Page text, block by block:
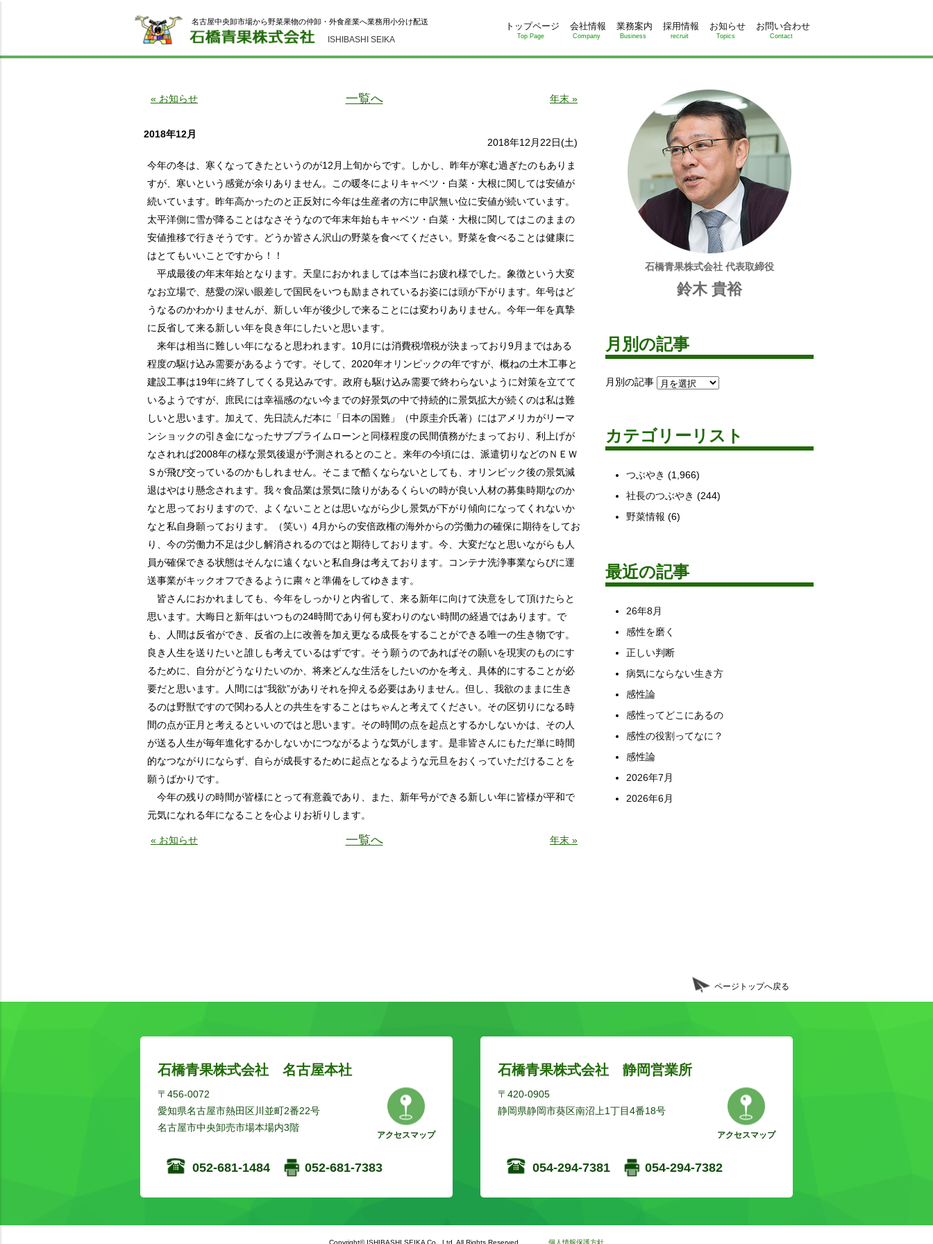
ISHIBASHI SEIKA
名古屋中央卸市場から野菜果物の仲卸・外食産業へ業務用小分け配送 トップページ
Top Page
会社情報
Company
業務案内
Business
採用情報
recruit
お知らせ
Topics
お問い合わせ
Contact
« お知らせ 一覧へ 年末 »
2018年12月
2018年12月22日(土)
今年の冬は、寒くなってきたというのが12月上旬からです。しかし、昨年が寒む過ぎたのもありま
すが、寒いという感覚が余りありません。この暖冬によりキャベツ・白菜・大根に関しては安値が
続いています。昨年高かったのと正反対に今年は生産者の方に申訳無い位に安値が続いています。
太平洋側に雪が降ることはなさそうなので年末年始もキャベツ・白菜・大根に関してはこのままの
安値推移で行きそうです。どうか皆さん沢山の野菜を食べてください。野菜を食べることは健康に
はとてもいいことですから！！
平成最後の年末年始となります。天皇におかれましては本当にお疲れ様でした。象徴という大変
なお立場で、慈愛の深い眼差しで国民をいつも励まされているお姿には頭が下がります。年号はど
うなるのかわかりませんが、新しい年が後少しで来ることには変わりありません。今年一年を真摯
に反省して来る新しい年を良き年にしたいと思います。
来年は相当に難しい年になると思われます。10月には消費税増税が決まっており9月まではある
程度の駆け込み需要があるようです。そして、2020年オリンピックの年ですが、概ねの土木工事と
建設工事は19年に終了してくる見込みです。政府も駆け込み需要で終わらないように対策を立てて
いるようですが、庶民には幸福感のない今までの好景気の中で持続的に景気拡大が続くのは私は難
しいと思います。加えて、先日読んだ本に「日本の国難」（中原圭介氏著）にはアメリカがリーマ
ンショックの引き金になったサブプライムローンと同様程度の民間債務がたまっており、利上げが
なされれば2008年の様な景気後退が予測されるとのこと。来年の今頃には、派遣切りなどのＮＥＷ
Ｓが飛び交っているのかもしれません。そこまで酷くならないとしても、オリンピック後の景気減
退はやはり懸念されます。我々食品業は景気に陰りがあるくらいの時が良い人材の募集時期なのか
なと思っておりますので、よくないこととは思いながら少し景気が下がり傾向になってくれないか
なと私自身願っております。（笑い）4月からの安倍政権の海外からの労働力の確保に期待をしてお
り、今の労働力不足は少し解消されるのではと期待しております。今、大変だなと思いながらも人
員が確保できる状態はそんなに遠くないと私自身は考えております。コンテナ洗浄事業ならびに運
送事業がキックオフできるように粛々と準備をしてゆきます。
皆さんにおかれましても、今年をしっかりと内省して、来る新年に向けて決意をして頂けたらと
思います。大晦日と新年はいつもの24時間であり何も変わりのない時間の経過ではあります。で
も、人間は反省ができ、反省の上に改善を加え更なる成長をすることができる唯一の生き物です。
良き人生を送りたいと誰しも考えているはずです。そう願うのであればその願いを現実のものにす
るために、自分がどうなりたいのか、将来どんな生活をしたいのかを考え、具体的にすることが必
要だと思います。人間には“我欲”がありそれを抑える必要はありません。但し、我欲のままに生き
るのは野獣ですので関わる人との共生をすることはちゃんと考えてください。その区切りになる時
間の点が正月と考えるといいのではと思います。その時間の点を起点とするかしないかは、その人
が送る人生が毎年進化するかしないかにつながるような気がします。是非皆さんにもただ単に時間
的なつながりにならず、自らが成長するために起点となるような元旦をおくっていただけることを
願うばかりです。
今年の残りの時間が皆様にとって有意義であり、また、新年号ができる新しい年に皆様が平和で
元気になれる年になることを心よりお祈りします。
« お知らせ 一覧へ 年末 »
石橋青果株式会社 代表取締役
鈴木 貴裕
月別の記事
月別の記事
カテゴリーリスト
つぶやき (1,966)
社長のつぶやき (244)
野菜情報 (6)
最近の記事
26年8月
感性を磨く
正しい判断
病気にならない生き方
感性論
感性ってどこにあるの
感性の役割ってなに？
感性論
2026年7月
2026年6月
ページトップへ戻る
石橋青果株式会社 名古屋本社
〒456-0072
愛知県名古屋市熱田区川並町2番22号
名古屋市中央卸売市場本場内3階
アクセスマップ
052-681-1484 052-681-7383
石橋青果株式会社 静岡営業所
〒420-0905
静岡県静岡市葵区南沼上1丁目4番18号
アクセスマップ
054-294-7381 054-294-7382
Copyright© ISHIBASHI SEIKA Co., Ltd. All Rights Reserved. 個人情報保護方針